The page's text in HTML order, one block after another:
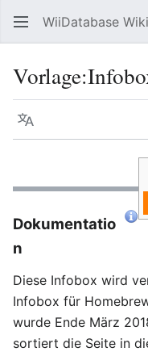
WiiDatabase Wiki
Vorlage:
Sprache
Dokumentatio
n
Diese Infobox wird
Infobox für
wurde Ende März
sortiert die Seite in